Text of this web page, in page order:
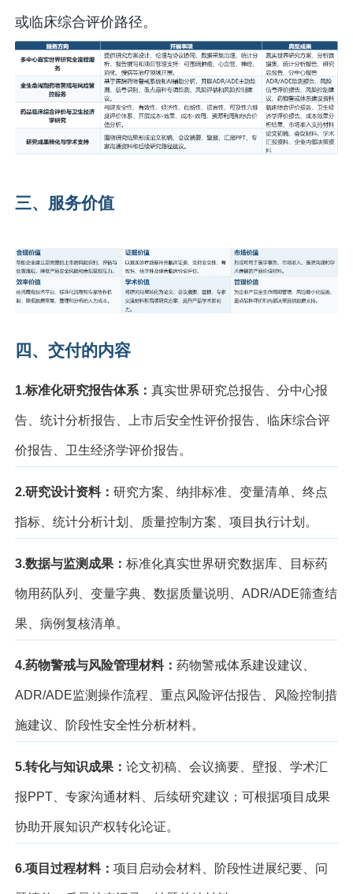
或临床综合评价路径。
三、服务价值
四、交付的内容
1.标准化研究报告体系：真实世界研究总报告、分中心报
告、统计分析报告、上市后安全性评价报告、临床综合评
价报告、卫生经济学评价报告。
2.研究设计资料：研究方案、纳排标准、变量清单、终点
指标、统计分析计划、质量控制方案、项目执行计划。
3.数据与监测成果：标准化真实世界研究数据库、目标药
物用药队列、变量字典、数据质量说明、ADR/ADE筛查结
果、病例复核清单。
4.药物警戒与风险管理材料：药物警戒体系建设建议、
ADR/ADE监测操作流程、重点风险评估报告、风险控制措
施建议、阶段性安全性分析材料。
5.转化与知识成果：论文初稿、会议摘要、壁报、学术汇
报PPT 、专家沟通材料、后续研究建议；可根据项目成果
协助开展知识产权转化论证。
6.项目过程材料：项目启动会材料、阶段性进展纪要、问